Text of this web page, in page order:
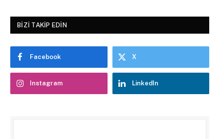
BIZI TAKIP EDIN
Facebook X
Instagram LinkedIn